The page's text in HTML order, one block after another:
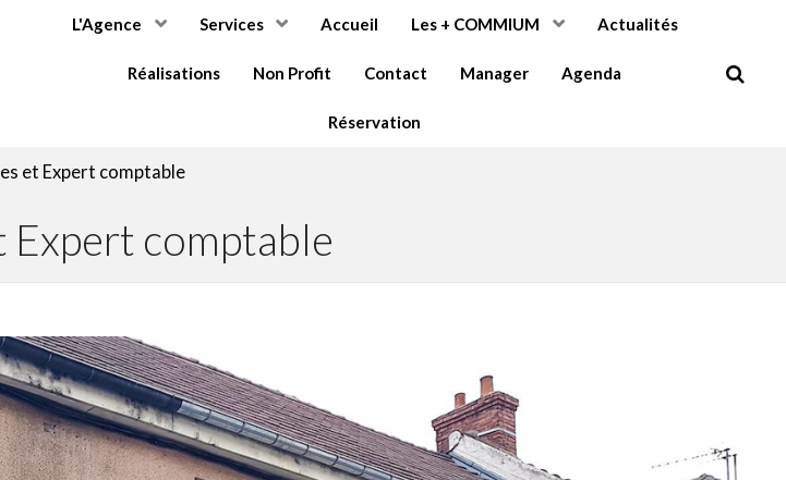
L'Agence Services Accueil Les + COMMIUM Actualités
Réalisations Non Profit Contact Manager Agenda
Réservation
et Expert comptable
Expert comptable